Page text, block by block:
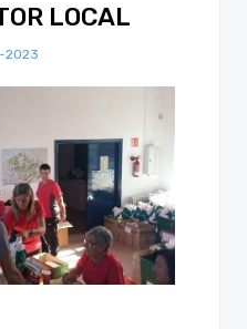
LOCAL
2023